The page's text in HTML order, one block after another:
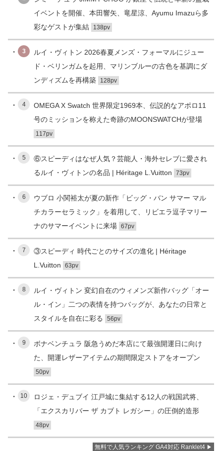
イベントを開催、本田響矢、竜星涼、Ayumu Imazuら多
彩なゲストが集結
138pv
3
ルイ・ヴィトン 2026春夏メンズ・フォーマルにジュー
ド・ベリンガムを起用、マリンブルーの古色を基調にダ
ンディズムを再構築
128pv
4
OMEGA X Swatch 世界限定1969本、伝説的なアポロ11
号のミッションを称えた奇跡のMOONSWATCHが登場
117pv
5
⑥スピーディはなぜ人気？芸能人・海外セレブに愛され
るルイ・ヴィトンの名品 | Héritage L.Vuitton
73pv
6
ウブロ 小関裕太が夏の新作「ビッグ・バン サマー マル
チカラーセラミック」を着用して、リビエラ逗子マリー
ナのサマーイベントに来場 67pv
7
③スピーディ 時代ごとのサイズの進化 | Héritage
L.Vuitton
63pv
8
ルイ・ヴィトン 変幻自在のウィメンズ新作バッグ「オー
ル・イン」二つの表情を持つバッグが、あなたの日常と
スタイルを自在に彩る
56pv
9
ボナベンチュラ 阪急うめだ本店にて最強開運日に向け
た、開運レザーアイテムの期間限定ストアをオープン
50pv
10
ロジェ・デュブイ 江戸城に集結する12人の戦国武将、
「エクスカリバー ザ カブト レガシー」の圧倒的造形
48pv
無料で人気ランキング GA4対応 Ranklet4